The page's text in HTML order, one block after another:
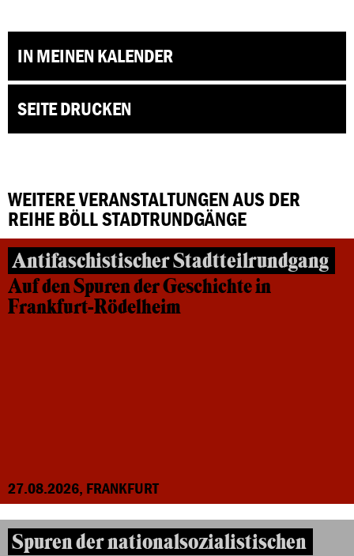
IN MEINEN KALENDER
SEITE DRUCKEN
WEITERE VERANSTALTUNGEN AUS DER
REIHE BÖLL STADTRUNDGÄNGE
Antifaschistischer Stadtteilrundgang
Auf den Spuren der Geschichte in
Frankfurt-Rödelheim
27.08.2026, FRANKFURT
Spuren der nationalsozialistischen